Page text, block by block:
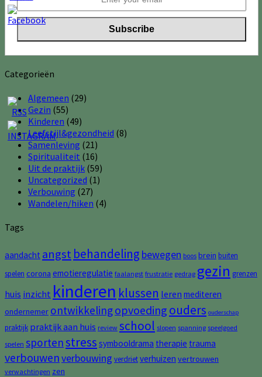
Categorieën
Algemeen (29)
Gezin (55)
Kinderen (49)
Leefstijl&gezondheid (8)
Samenleving (21)
Spiritualiteit (16)
Uit de praktijk (59)
Uncategorized (1)
Verbouwing (27)
Wandelen/hiken (4)
Tags
aandacht angst behandeling bewegen boos brein buiten
spelen corona emotieregulatie faalangst frustratie gedrag gezin grenzen
huis inzicht kinderen klussen leren mediteren
ondernemer ontwikkelingopvoeding ouders ouderschap
praktijk praktijk aan huis review school slopen spanning speelgoed
spelen sportenstress symbooldrama therapie trauma
verbouwenverbouwing verdrietverhuizen vertrouwen
verwachtingen zen